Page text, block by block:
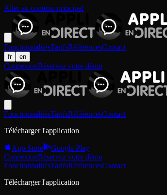
Aller au contenu principal
FonctionnalitésTarifsRéférencesContact
fr en
ConnexionRéservez votre démo
FonctionnalitésTarifsRéférencesContact
Télécharger l'application
App Store
Google Play
ConnexionRéservez votre démo
FonctionnalitésTarifsRéférencesContact
Télécharger l'application